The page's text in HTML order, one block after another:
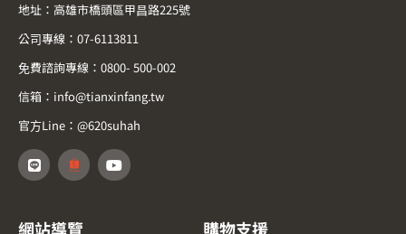
地址：高雄市橋頭區甲昌路225號
公司專線：07-6113811
免費諮詢專線：0800- 500-002
信箱：info@tianxinfang.tw
官方Line：@620suhah
網站導覽 購物支援